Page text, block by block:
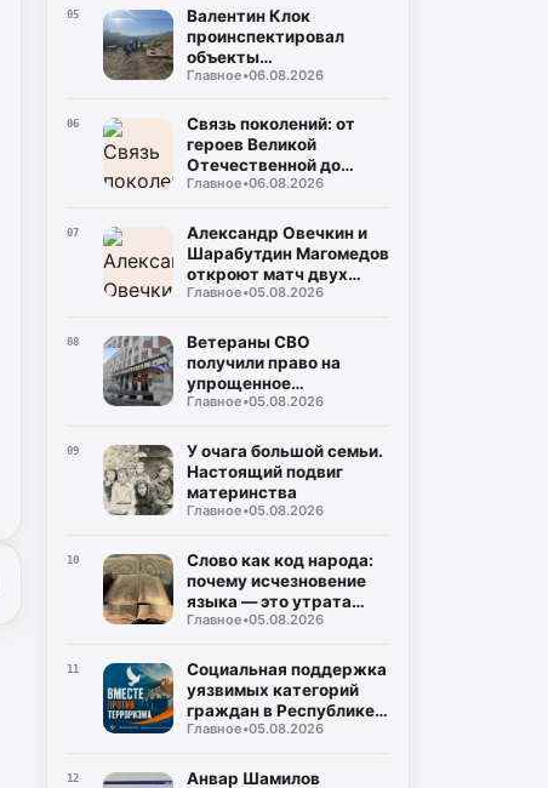
05
Валентин Клок
проинспектировал
объекты
водоснабжения в
Главное•06.08.2026
06
Связь поколений: от
героев Великой
Отечественной до
защитников СВО
Главное•06.08.2026
07
Александр Овечкин и
Шарабутдин Магомедов
откроют матч двух
«Динамо»
Главное•05.08.2026
08
Ветераны СВО
получили право на
упрощенное
заключение
Главное•05.08.2026
09
У очага большой семьи.
Настоящий подвиг
материнства
Главное•05.08.2026
10
Слово как код народа:
почему исчезновение
языка — это утрата
мира
Главное•05.08.2026
11
Социальная поддержка
уязвимых категорий
граждан в Республике
Дагестан
Главное•05.08.2026
12
Анвар Шамилов